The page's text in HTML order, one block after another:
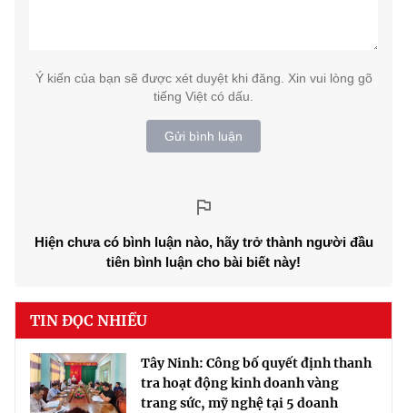
Ý kiến của bạn sẽ được xét duyệt khi đăng. Xin vui lòng gõ
tiếng Việt có dấu.
Gửi bình luận
Hiện chưa có bình luận nào, hãy trở thành người đầu
tiên bình luận cho bài biết này!
TIN ĐỌC NHIỀU
Tây Ninh: Công bố quyết định thanh
tra hoạt động kinh doanh vàng
trang sức, mỹ nghệ tại 5 doanh